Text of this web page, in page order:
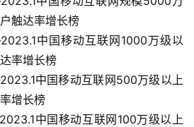
触达率增长榜
中国移动互联网1000万级以
率增长榜
中国移动互联网500万级以上
增长榜
中国移动互联网100万级以上